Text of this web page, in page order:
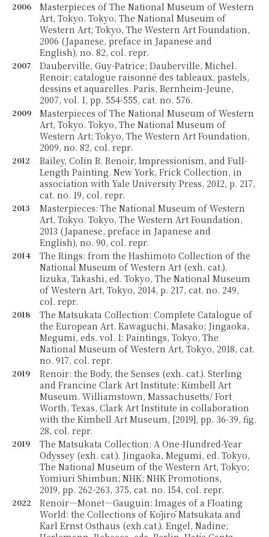
2006
Masterpieces of The National Museum of Western
Art, Tokyo. Tokyo, The National Museum of
Western Art; Tokyo, The Western Art Foundation,
2006 (Japanese, preface in Japanese and
English), no. 82, col. repr.
2007
Dauberville, Guy-Patrice; Dauberville, Michel.
Renoir: catalogue raisonné des tableaux, pastels,
dessins et aquarelles. Paris, Bernheim-Jeune,
2007, vol. 1, pp. 554-555, cat. no. 576.
2009
Masterpieces of The National Museum of Western
Art, Tokyo. Tokyo, The National Museum of
Western Art; Tokyo, The Western Art Foundation,
2009, no. 82, col. repr.
2012
Bailey, Colin B. Renoir, Impressionism, and Full-
Length Painting. New York, Frick Collection, in
association with Yale University Press, 2012, p. 217,
cat. no. 19, col. repr.
2013
Masterpieces: The National Museum of Western
Art, Tokyo. Tokyo, The Western Art Foundation,
2013 (Japanese, preface in Japanese and
English), no. 90, col. repr.
2014
The Rings: from the Hashimoto Collection of the
National Museum of Western Art (exh. cat.).
Iizuka, Takashi, ed. Tokyo, The National Museum
of Western Art, Tokyo, 2014, p. 217, cat. no. 249,
col. repr.
2018
The Matsukata Collection: Complete Catalogue of
the European Art. Kawaguchi, Masako; Jingaoka,
Megumi, eds. vol. 1: Paintings, Tokyo, The
National Museum of Western Art, Tokyo, 2018, cat.
no. 917, col. repr.
2019
Renoir: the Body, the Senses (exh. cat.). Sterling
and Francine Clark Art Institute; Kimbell Art
Museum. Williamstown, Massachusetts/ Fort
Worth, Texas, Clark Art Institute in collaboration
with the Kimbell Art Museum, [2019], pp. 36-39, fig.
28, col. repr.
2019
The Matsukata Collection: A One-Hundred-Year
Odyssey (exh. cat.). Jingaoka, Megumi, ed. Tokyo,
The National Museum of the Western Art, Tokyo;
Yomiuri Shimbun; NHK; NHK Promotions,
2019, pp. 262-263, 375, cat. no. 154, col. repr.
2022
Renoir—Monet—Gauguin: Images of a Floating
World: the Collections of Kōjirō Matsukata and
Karl Ernst Osthaus (exh.cat.). Engel, Nadine;